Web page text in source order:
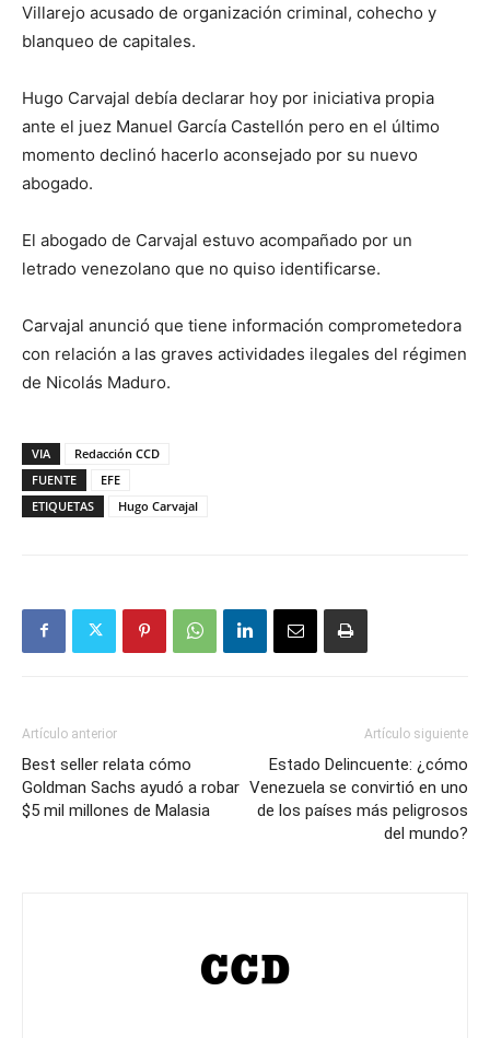
Villarejo acusado de organización criminal, cohecho y
blanqueo de capitales.
Hugo Carvajal debía declarar hoy por iniciativa propia
ante el juez Manuel García Castellón pero en el último
momento declinó hacerlo aconsejado por su nuevo
abogado.
El abogado de Carvajal estuvo acompañado por un
letrado venezolano que no quiso identificarse.
Carvajal anunció que tiene información comprometedora
con relación a las graves actividades ilegales del régimen
de Nicolás Maduro.
VIA
Redacción CCD
FUENTE
EFE
ETIQUETAS
Hugo Carvajal
Artículo anterior
Best seller relata cómo
Goldman Sachs ayudó a robar
$5 mil millones de Malasia
Artículo siguiente
Estado Delincuente: ¿cómo
Venezuela se convirtió en uno
de los países más peligrosos
del mundo?